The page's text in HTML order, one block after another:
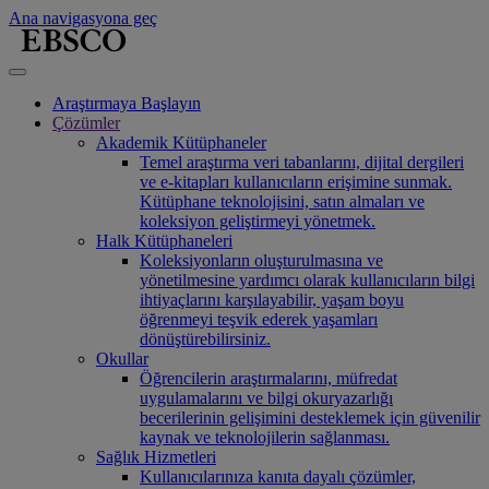
Ana navigasyona geç
Araştırmaya Başlayın
Çözümler
Akademik Kütüphaneler
Temel araştırma veri tabanlarını, dijital dergileri
ve e-kitapları kullanıcıların erişimine sunmak.
Kütüphane teknolojisini, satın almaları ve
koleksiyon geliştirmeyi yönetmek.
Halk Kütüphaneleri
Koleksiyonların oluşturulmasına ve
yönetilmesine yardımcı olarak kullanıcıların bilgi
ihtiyaçlarını karşılayabilir, yaşam boyu
öğrenmeyi teşvik ederek yaşamları
dönüştürebilirsiniz.
Okullar
Öğrencilerin araştırmalarını, müfredat
uygulamalarını ve bilgi okuryazarlığı
becerilerinin gelişimini desteklemek için güvenilir
kaynak ve teknolojilerin sağlanması.
Sağlık Hizmetleri
Kullanıcılarınıza kanıta dayalı çözümler,